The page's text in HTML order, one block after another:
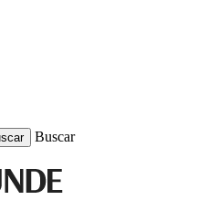
Buscar